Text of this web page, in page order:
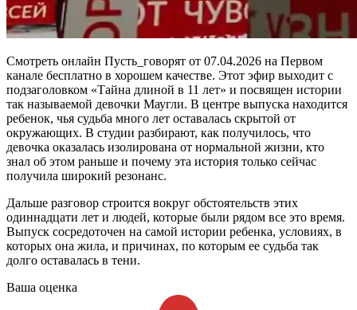
Смотреть онлайн Пусть_говорят от 07.04.2026 на Первом
канале бесплатно в хорошем качестве. Этот эфир выходит с
подзаголовком «Тайна длиной в 11 лет» и посвящен истории
так называемой девочки Маугли. В центре выпуска находится
ребенок, чья судьба много лет оставалась скрытой от
окружающих. В студии разбирают, как получилось, что
девочка оказалась изолирована от нормальной жизни, кто
знал об этом раньше и почему эта история только сейчас
получила широкий резонанс.
Дальше разговор строится вокруг обстоятельств этих
одиннадцати лет и людей, которые были рядом все это время.
Выпуск сосредоточен на самой истории ребенка, условиях, в
которых она жила, и причинах, по которым ее судьба так
долго оставалась в тени.
Ваша оценка